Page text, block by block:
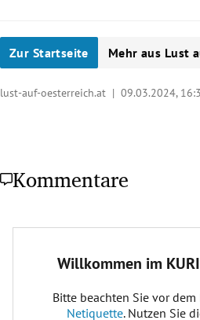
Zur Startseite Mehr aus Lust
lust-auf-oesterreich.at | 09.03.2024,
Kommentare